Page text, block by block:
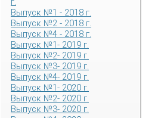
Выпуск №1 - 2018 г.
Выпуск №2 - 2018 г.
Выпуск №4 - 2018 г.
Выпуск №1- 2019 г.
Выпуск №2- 2019 г.
Выпуск №3- 2019 г.
Выпуск №4- 2019 г.
Выпуск №1- 2020 г.
Выпуск №2- 2020 г.
Выпуск №3- 2020 г.